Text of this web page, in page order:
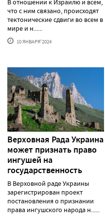
В отношении к Израилю и всем,
что с ним связано, происходят
тектонические сдвиги во всем в
мире и н......
10 ЯНВАРЯ'2024
Верховная Рада Украина
может признать право
ингушей на
государственность
В Верховной раде Украины
зарегистрирован проект
постановления о признании
права ингушского народа н......